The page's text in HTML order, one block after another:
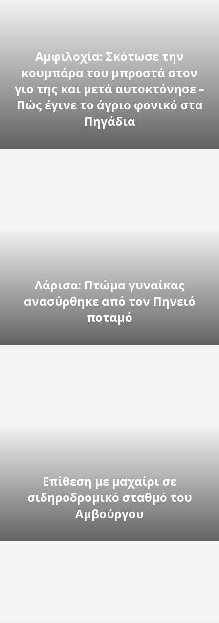
Αμφιλοχία: Σκότωσε την
κουμπάρα του μπροστά στον
γιο της και μετά αυτοκτόνησε –
Πώς έγινε το άγριο φονικό στα
Πηγάδια
Λάρισα: Πτώμα γυναίκας
ανασύρθηκε από τον Πηνειό
ποταμό
Επίθεση με μαχαίρι σε
σιδηροδρομικό σταθμό του
Αμβούργου